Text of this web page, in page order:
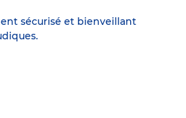
sécurisé et bienveillant